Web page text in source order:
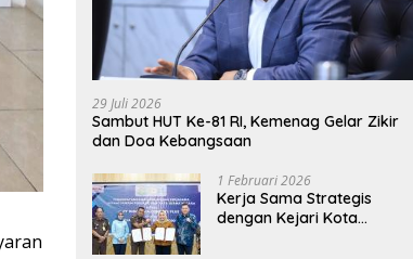
29 Juli 2026
Sambut HUT Ke-81 RI, Kemenag Gelar Zikir
dan Doa Kebangsaan
1 Februari 2026
Kerja Sama Strategis
dengan Kejari Kota